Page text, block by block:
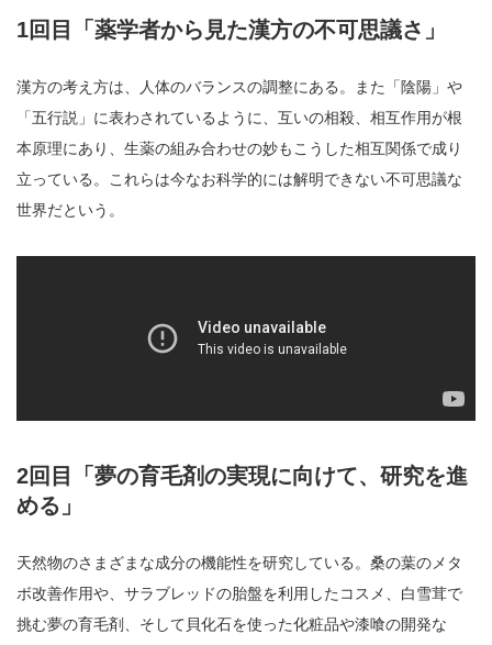
1回目「薬学者から見た漢方の不可思議さ」
漢方の考え方は、人体のバランスの調整にある。また「陰陽」や
「五行説」に表わされているように、互いの相殺、相互作用が根
本原理にあり、生薬の組み合わせの妙もこうした相互関係で成り
立っている。これらは今なお科学的には解明できない不可思議な
世界だという。
2回目「夢の育毛剤の実現に向けて、研究を進
める」
天然物のさまざまな成分の機能性を研究している。桑の葉のメタ
ボ改善作用や、サラブレッドの胎盤を利用したコスメ、白雪茸で
挑む夢の育毛剤、そして貝化石を使った化粧品や漆喰の開発な